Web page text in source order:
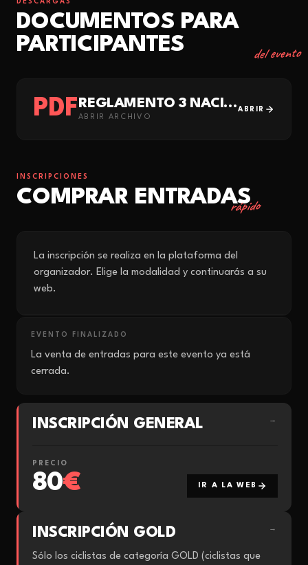
DESCARGAS
DOCUMENTOS PARA
PARTICIPANTES
del evento
PDF REGLAMENTO 3 NACIONS_2026 (ESP)V2
ABRIR ARCHIVO
ABRIR
INSCRIPCIONES
COMPRAR ENTRADAS
rápido
La inscripción se realiza en la plataforma del
organizador. Elige la modalidad y continuarás a su
web.
EVENTO FINALIZADO
La venta de entradas para este evento ya está
cerrada.
INSCRIPCIÓN GENERAL →
PRECIO
80€ IR A LA WEB
INSCRIPCIÓN GOLD →
Sólo los ciclistas de categoría GOLD (ciclistas que